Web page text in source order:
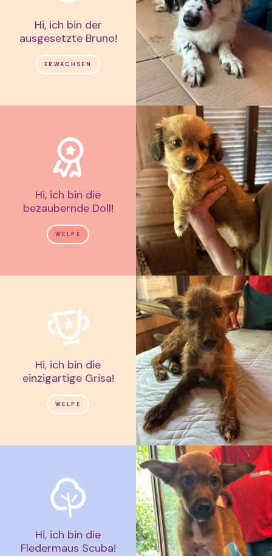
Hi, ich bin der
ausgesetzte Bruno!
ERWACHSEN
Hi, ich bin die
bezaubernde Doll!
WELPE
Hi, ich bin die
einzigartige Grisa!
WELPE
Hi, ich bin die
Fledermaus Scuba!